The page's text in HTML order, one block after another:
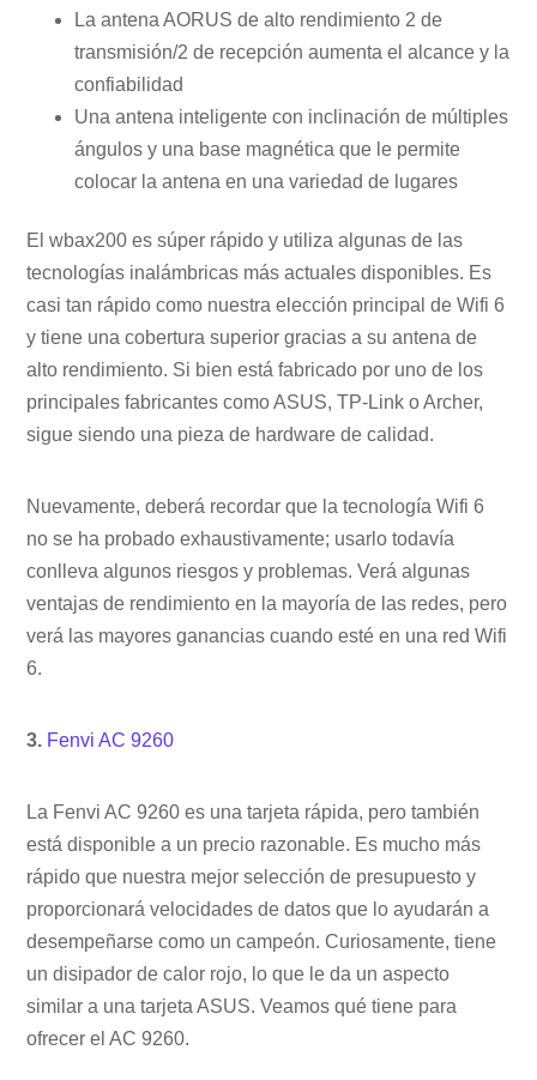
La antena AORUS de alto rendimiento 2 de
transmisión/2 de recepción aumenta el alcance y la
confiabilidad
Una antena inteligente con inclinación de múltiples
ángulos y una base magnética que le permite
colocar la antena en una variedad de lugares
El wbax200 es súper rápido y utiliza algunas de las
tecnologías inalámbricas más actuales disponibles. Es
casi tan rápido como nuestra elección principal de Wifi 6
y tiene una cobertura superior gracias a su antena de
alto rendimiento. Si bien está fabricado por uno de los
principales fabricantes como ASUS, TP-Link o Archer,
sigue siendo una pieza de hardware de calidad.
Nuevamente, deberá recordar que la tecnología Wifi 6
no se ha probado exhaustivamente; usarlo todavía
conlleva algunos riesgos y problemas. Verá algunas
ventajas de rendimiento en la mayoría de las redes, pero
verá las mayores ganancias cuando esté en una red Wifi
6.
3. Fenvi AC 9260
La Fenvi AC 9260 es una tarjeta rápida, pero también
está disponible a un precio razonable. Es mucho más
rápido que nuestra mejor selección de presupuesto y
proporcionará velocidades de datos que lo ayudarán a
desempeñarse como un campeón. Curiosamente, tiene
un disipador de calor rojo, lo que le da un aspecto
similar a una tarjeta ASUS. Veamos qué tiene para
ofrecer el AC 9260.